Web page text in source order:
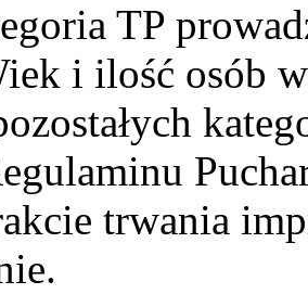
TP
i ilość osób
trwania